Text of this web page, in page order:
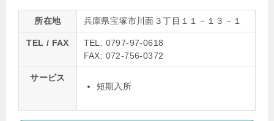
所在地 兵庫県宝塚市川面３丁目１１－１３－１
TEL / FAX
TEL: 0797-97-0618
FAX: 072-756-0372
サービス
短期入所